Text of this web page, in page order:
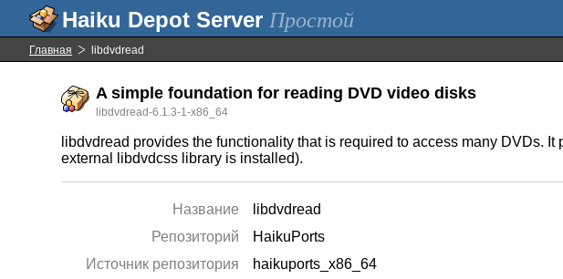
Простой
Главная libdvdread
A simple foundation for reading DVD video disks
libdvdread-6.1.3-1-x86_64
libdvdread provides the functionality that is required to access many DVDs.
external libdvdcss library is installed).
Название
libdvdread
Репозиторий
HaikuPorts
Источник репозитория
haikuports_x86_64